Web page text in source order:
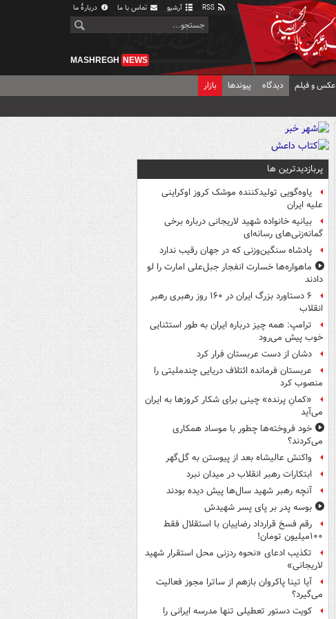
آرشیو تماس با ما دربارهٔ ما
MASHREGH NEWS
عکس و فیلم دیدگاه پیوندها بازار
پربازدیدترین ها
یاوه‌گویی تولیدکننده موشک کروز اوکراینی
علیه ایران
بیانیه خانواده شهید لاریجانی درباره برخی
گمانه‌زنی‌های رسانه‌ای
پادشاه سنگین‌وزنی که در جهان رقیب ندارد
ماهواره‌ها خسارت انفجار جبل‌علی امارت را لو
دادند
۶ دستاورد بزرگ ایران در ۱۶۰ روز رهبری رهبر
انقلاب
ترامپ: همه چیز درباره ایران به طور استثنایی
خوب پیش می‌رود
دشان از دست عربستان فرار کرد
عربستان فرمانده ائتلاف دریایی چندملیتی را
منصوب کرد
«کمانِ پرنده» چینی برای شکار کروزها به ایران
می‌آید
خود فروخته‌ها چطور با موساد همکاری
می‌کردند؟
واکنش عالیشاه بعد از پیوستن به گل‌گهر
ابتکارات رهبر انقلاب در میدان نبرد
آنچه رهبر شهید سال‌ها پیش دیده بودند
بوسه‌ پدر بر پای پسر شهیدش
رقم فسخ قرارداد رضاییان با استقلال فقط
۱۰۰میلیون تومان!
تکذیب ادعای «نحوه ردزنی محل استقرار شهید
لاریجانی»
آیا تینا پاکروان بازهم از ساترا مجوز فعالیت
می‌گیرد؟
کویت دستور تعطیلی تنها مدرسه ایرانی را